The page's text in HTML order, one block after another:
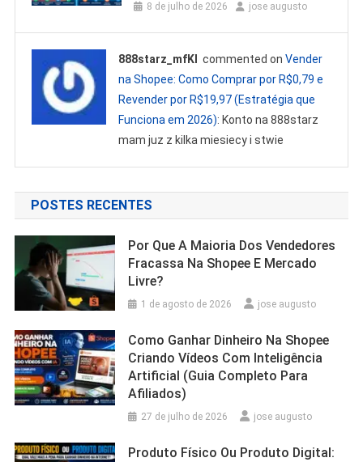
8 de julho de 2026 jose augusto
888starz_mfKl commented onVender
na Shopee: Como Comprar por R$0,79 e
Revender por R$19,97 (Estratégia que
Funciona em 2026): Konto na 888starz
mam juz z kilka miesiecy i stwie
POSTES RECENTES
Por Que A Maioria Dos Vendedores
Fracassa Na Shopee E Mercado
Livre?
1 de agosto de 2026 jose augusto
Como Ganhar Dinheiro Na Shopee
Criando Vídeos Com Inteligência
Artificial (Guia Completo Para
Afiliados)
27 de julho de 2026 jose augusto
Produto Físico Ou Produto Digital: